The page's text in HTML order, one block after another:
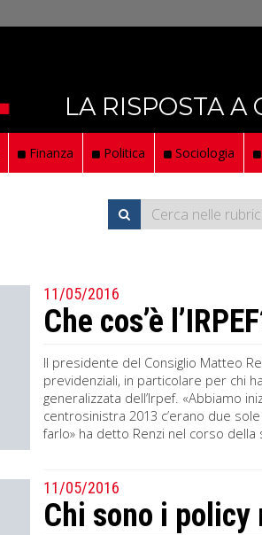
LA RISPOSTA A
Finanza Politica Sociologia
11/05/2016
Che cos’è
Il presidente del Consiglio Matteo
previdenziali, in particolare per chi
generalizzata dell’Irpef. «Abbiamo
centrosinistra 2013 c’erano due
farlo» ha detto Renzi nel corso della
11/05/2016
Chi sono i policy